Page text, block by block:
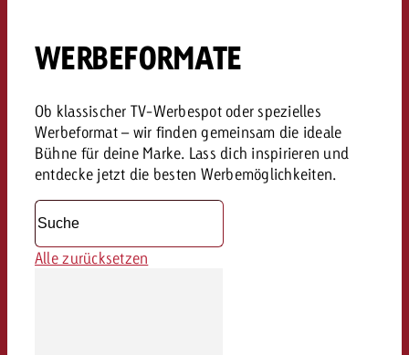
WERBEFORMATE
Ob klassischer TV-Werbespot oder spezielles
Werbeformat – wir finden gemeinsam die ideale
Bühne für deine Marke. Lass dich inspirieren und
entdecke jetzt die besten Werbemöglichkeiten.
Alle zurücksetzen